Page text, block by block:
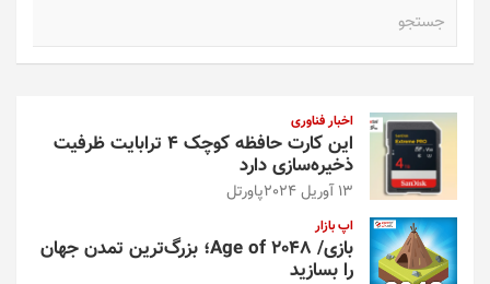
اخبار فناوری
این کارت حافظه کوچک ۴ ترابایت ظرفیت
ذخیره‌سازی دارد
13 آوریل 2024 پاورتل
اپ بازار
بازی/ Age of 2048؛ بزرگ‌ترین تمدن جهان
را بسازید